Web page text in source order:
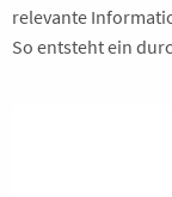
relevante
So entsteht ein